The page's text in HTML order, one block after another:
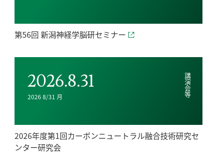
第56回 新潟神経学脳研セミナー
2026.8.31
2026 8/31 月 講演会等
2026年度第1回カーボンニュートラル融合技術研究セ
ンター研究会